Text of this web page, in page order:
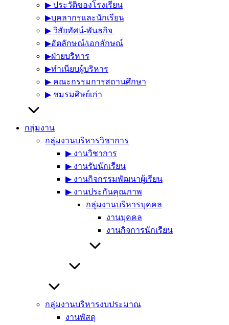
▶︎ ประวัติของโรงเรียน
▶︎บุคลากรและนักเรียน
▶︎ วิสัยทัศน์-พันธกิจ
▶︎อัตลักษณ์/เอกลักษณ์
▶︎ฝ่ายบริหาร
▶︎ทำเนียบผู้บริหาร
▶︎ คณะกรรมการสถานศึกษา
▶︎ ชมรมศิษย์เก่า
กลุ่มงาน
กลุ่มงานบริหารวิชาการ
▶︎ งานวิชาการ
▶︎ งานรับนักเรียน
▶︎ งานกิจกรรมพัฒนาผู้เรียน
▶︎ งานประกันคุณภาพ
กลุ่มงานบริหารบุคคล
งานบุคคล
งานกิจการนักเรียน
กลุ่มงานบริหารงบประมาณ
งานพัสดุ